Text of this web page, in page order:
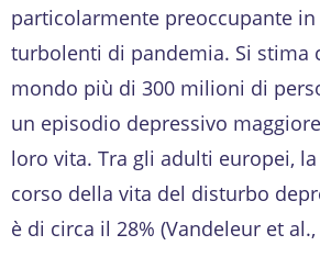
particolarmente preoccupante
turbolenti di pandemia. Si stima
mondo più di 300 milioni di
un episodio depressivo
loro vita. Tra gli adulti europei,
corso della vita del disturbo
è di circa il 28% (Vandeleur et al.,